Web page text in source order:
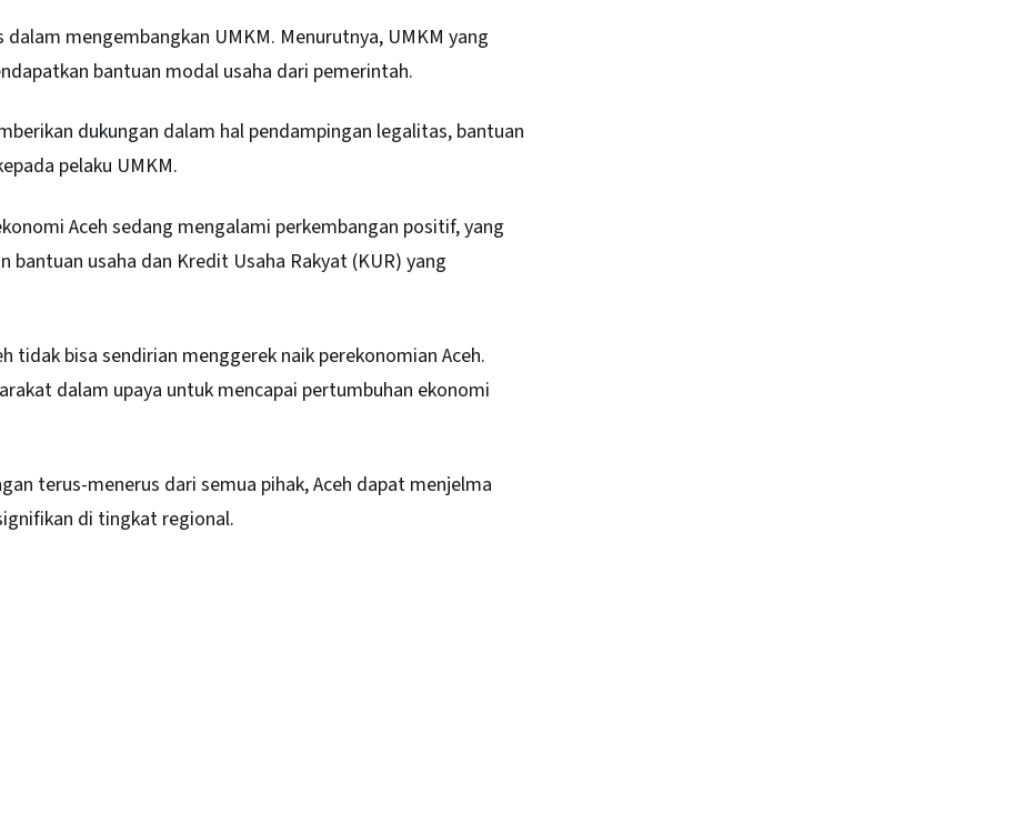
mengembangkan UMKM. Menurutnya, UMKM yang
bantuan modal usaha dari pemerintah.
dukungan dalam hal pendampingan legalitas, bantuan
pelaku UMKM.
Aceh sedang mengalami perkembangan positif, yang
usaha dan Kredit Usaha Rakyat (KUR) yang
tidak bisa sendirian menggerek naik perekonomian Aceh.
dalam upaya untuk mencapai pertumbuhan ekonomi
terus-menerus dari semua pihak, Aceh dapat menjelma
di tingkat regional.